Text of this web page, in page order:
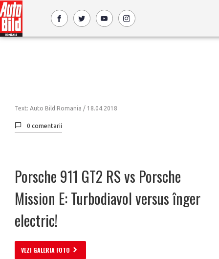
Text: Auto Bild Romania / 18.04.2018
0 comentarii
Porsche 911 GT2 RS vs Porsche
Mission E: Turbodiavol versus înger
electric!
VEZI GALERIA FOTO